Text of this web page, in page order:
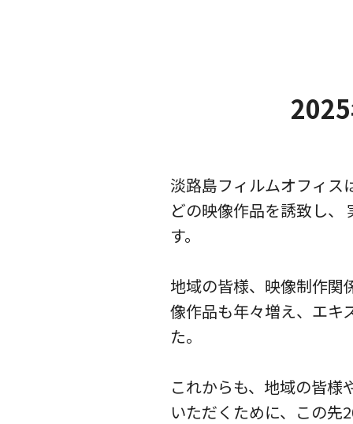
淡路島フィルムオフィス
どの映像作品を誘致し、
す。
地域の皆様、映像制作関
像作品も年々増え、エキ
た。
これからも、地域の皆
いただくために、この先